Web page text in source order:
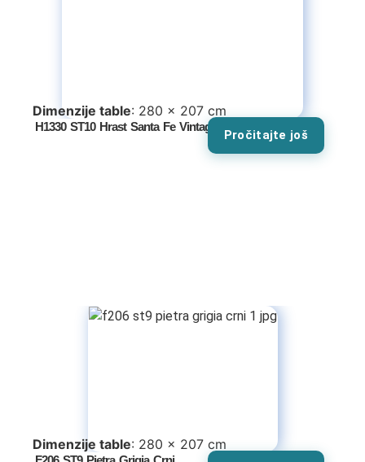
Dimenzije table: 280 x 207 cm
H1330 ST10 Hrast Santa Fe Vintage
Pročitajte još
Dimenzije table: 280 x 207 cm